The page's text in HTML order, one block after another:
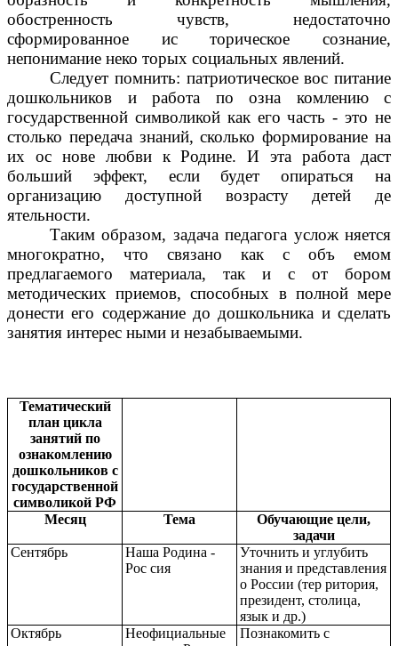
обостренность чувств, недостаточно
сформированное ис торическое сознание,
непонимание неко торых социальных явлений.
Следует помнить: патриотическое вос питание
дошкольников и работа по озна комлению с
государственной символикой как его часть - это не
столько передача знаний, сколько формирование на
их ос нове любви к Родине. И эта работа даст
больший эффект, если будет опираться на
организацию доступной возрасту детей де
ятельности.
Таким образом, задача педагога услож няется
многократно, что связано как с объ емом
предлагаемого материала, так и с от бором
методических приемов, способных в полной мере
донести его содержание до дошкольника и сделать
занятия интерес ными и незабываемыми.
Тематический
план цикла
занятий по
ознакомлению
дошкольников с
государственной
символикой РФ
Месяц
Тема
Обучающие цели,
задачи
Сентябрь
Наша Родина -
Рос сия
Уточнить и углубить
знания и представления
о России (тер ритория,
президент, столица,
язык и др.)
Октябрь
Неофициальные
Познакомить с